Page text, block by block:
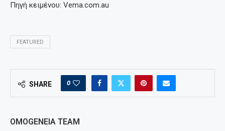
Πηγή κειμένου: Vema.com.au
FEATURED
SHARE 0
OMOGENEIA TEAM